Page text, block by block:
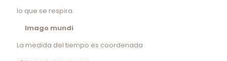
lo que se respira.
Imago mundi
La medida del tiempo es coordenada